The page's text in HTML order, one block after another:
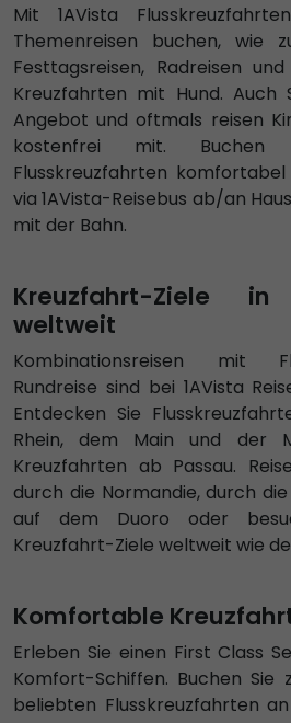
Mit 1AVista
Themenreisen buchen, wie
Festtagsreisen, Radreisen
Kreuzfahrten mit Hund. Auch
Angebot und oftmals reisen
kostenfrei mit.
Flusskreuzfahrten
via 1AVista-Reisebus ab/an
mit der Bahn.
Kreuzfahrt-Ziele
weltweit
Kombinationsreisen mit
Rundreise sind bei 1AVista
Entdecken Sie
Rhein, dem Main und der
Kreuzfahrten ab Passau.
durch die Normandie, durch
auf dem Duoro oder
Kreuzfahrt-Ziele weltweit wie
Komfortable
Erleben Sie einen First Class
Komfort-Schiffen. Buchen Sie
beliebten Flusskreuzfahrten